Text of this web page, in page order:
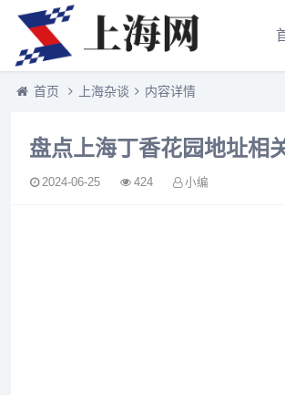
首页 上海杂谈 内容详情
盘点上海丁香花园地址相
2024-06-25 424 小编